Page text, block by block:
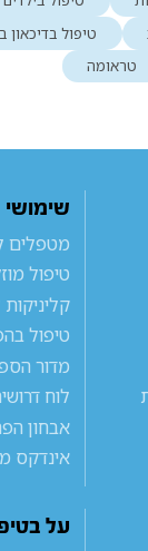
טיפול בדיכאון
טראומה
שימושי
מטפלים
טיפול
טיפול
מדור
לוח
אבחון
אינדקס
על